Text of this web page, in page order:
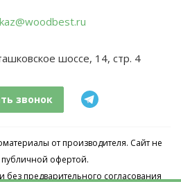
шоссе, 14, стр. 4
звонок
от производителя. Сайт не
публичной офертой.
предварительного согласования